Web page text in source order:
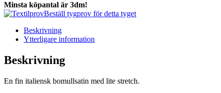
Minsta köpantal är 3dm!
Beställ tygprov för detta tyget
Beskrivning
Ytterligare information
Beskrivning
En fin italiensk bomullsatin med lite stretch.